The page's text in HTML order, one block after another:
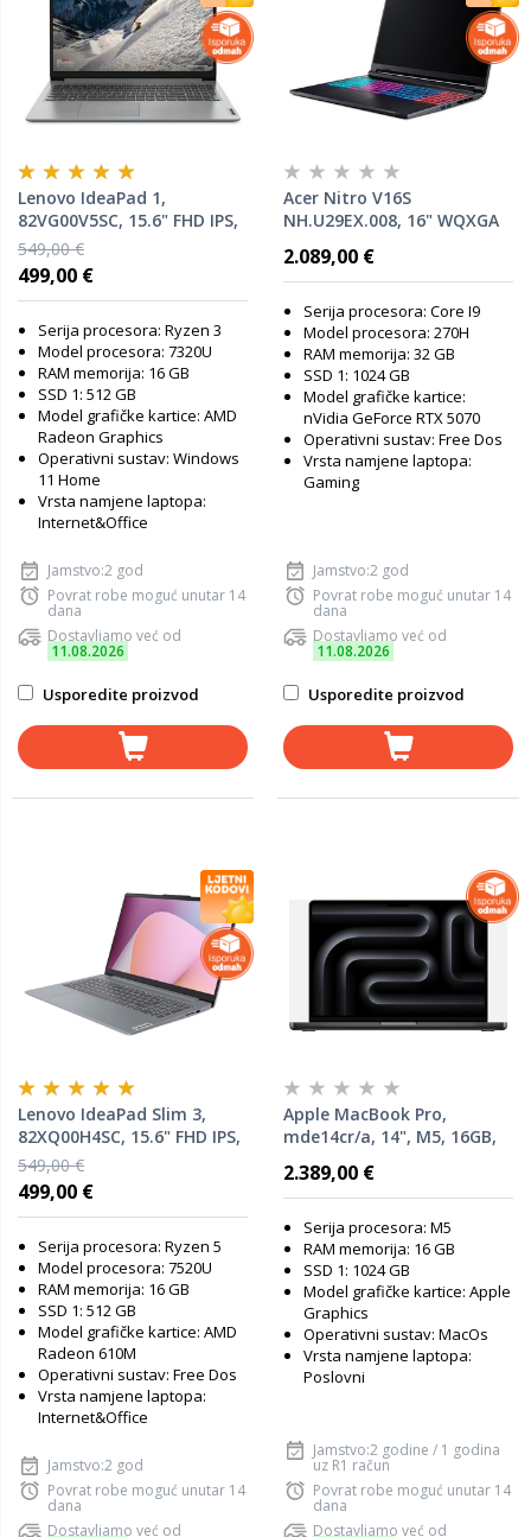
Lenovo IdeaPad 1,
82VG00V5SC, 15.6" FHD IPS,
AMD Ryzen 3 7320U, 16GB
RAM, 512GB SSD, AMD
Radeon 610M Graphics,
549,00 €
499,00 €
Serija procesora: Ryzen 3
Model procesora: 7320U
RAM memorija: 16 GB
SSD 1: 512 GB
Model grafičke kartice: AMD
Radeon Graphics
Operativni sustav: Windows
11 Home
Vrsta namjene laptopa:
Internet&Office
Jamstvo:2 god
Povrat robe moguć unutar 14
dana
Dostavljamo već od
11.08.2026
Usporedite proizvod
Acer Nitro V16S
NH.U29EX.008, 16" WQXGA
270H, 32GB RAM, 1TB SSD,
nVidia GeForce RTX 5070,
FreeDOS, laptop
2.089,00 €
Serija procesora: Core I9
Model procesora: 270H
RAM memorija: 32 GB
SSD 1: 1024 GB
Model grafičke kartice:
nVidia GeForce RTX 5070
Operativni sustav: Free Dos
Vrsta namjene laptopa:
Gaming
Jamstvo:2 god
Povrat robe moguć unutar 14
dana
Dostavljamo već od
11.08.2026
Usporedite proizvod
Lenovo IdeaPad Slim 3,
82XQ00H4SC, 15.6" FHD IPS,
AMD Ryzen 5 7520U, 16GB
RAM, 512GB SSD, AMD
Radeon 610M Graphics,
549,00 €
499,00 €
Serija procesora: Ryzen 5
Model procesora: 7520U
RAM memorija: 16 GB
SSD 1: 512 GB
Model grafičke kartice: AMD
Radeon 610M
Operativni sustav: Free Dos
Vrsta namjene laptopa:
Internet&Office
Jamstvo:2 god
Povrat robe moguć unutar 14
dana
Dostavljamo već od
Apple MacBook Pro,
mde14cr/a, 14", M5, 16GB,
Space Black, laptop
2.389,00 €
Serija procesora: M5
RAM memorija: 16 GB
SSD 1: 1024 GB
Model grafičke kartice: Apple
Graphics
Operativni sustav: MacOs
Vrsta namjene laptopa:
Poslovni
Jamstvo:2 godine / 1 godina
uz R1 račun
Povrat robe moguć unutar 14
dana
Dostavljamo već od